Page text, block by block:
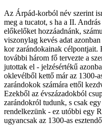
Az Árpád-korból név szerint
meg a tucatot, s ha a II.
előkelőket hozzáadnánk,
viszonylag kevés adat
kor zarándokainak célpontjait.
további három fő tervezte a
jutottak el - jelzésértékű
oklevélből kettő már az 1300-
zarándokok számára ettől
Ezekből az évszázadokból
zarándokról tudunk, s csak
rendelkezünk - ez utóbbi egy
ugyancsak az 1300-as